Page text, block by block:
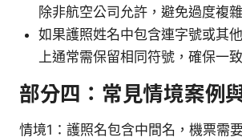
除非航空公司允許，避免過度複
如果護照姓名中包含連字號或其
上通常需保留相同符號，確保一致
部分四：常見情境案例
情境1：護照名包含中間名，機票需